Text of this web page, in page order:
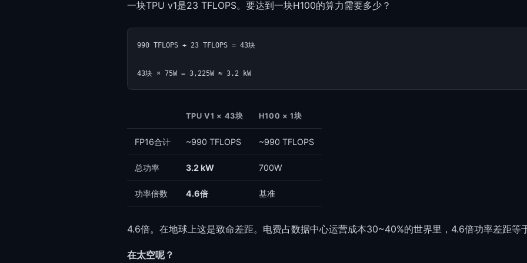
一块TPU v1是23 TFLOPS。要达到一块H100的算力需要多少？
990 TFLOPS ÷ 23 TFLOPS = 43块
TPU V1 × 43块 H100 × 1块
FP16合计 ~990 TFLOPS ~990 TFLOPS
总功率 3.2 kW 700W
功率倍数 4.6倍 基准
4.6倍。在地球上这是致命差距。电费占数据中心运营成本30~40%的世界里，4.6倍功率差距等
在太空呢？